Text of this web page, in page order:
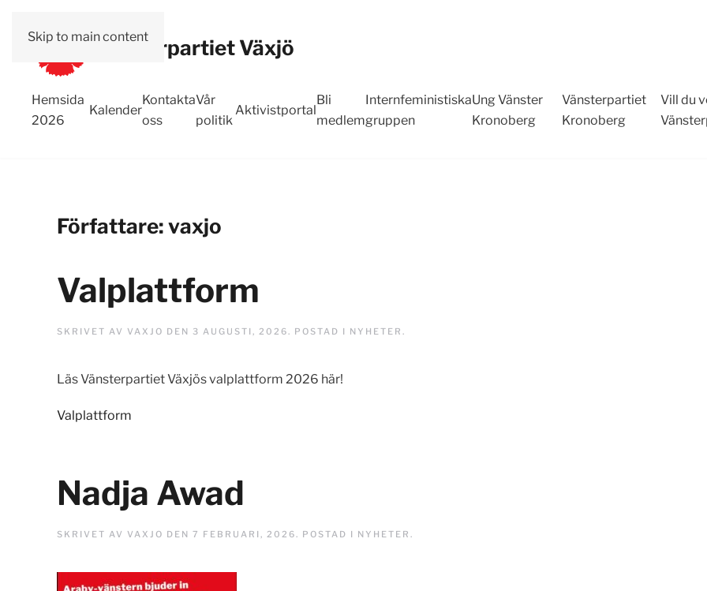
Skip to main contentVänsterpartiet Växjö
Hemsida
2026
Kalender
Kontakta
oss
Vår
politik
Aktivistportal
Bli
medlem
Internfeministiska
gruppen
Ung Vänster
Kronoberg
Vänsterpartiet
Kronoberg
Vill du
Författare:vaxjo
Valplattform
SKRIVET AV VAXJO DEN 3 AUGUSTI, 2026. POSTAD I NYHETER .
Läs Vänsterpartiet Växjös valplattform 2026 här!
Valplattform
Nadja Awad
SKRIVET AV VAXJO DEN 7 FEBRUARI, 2026. POSTAD I NYHETER .